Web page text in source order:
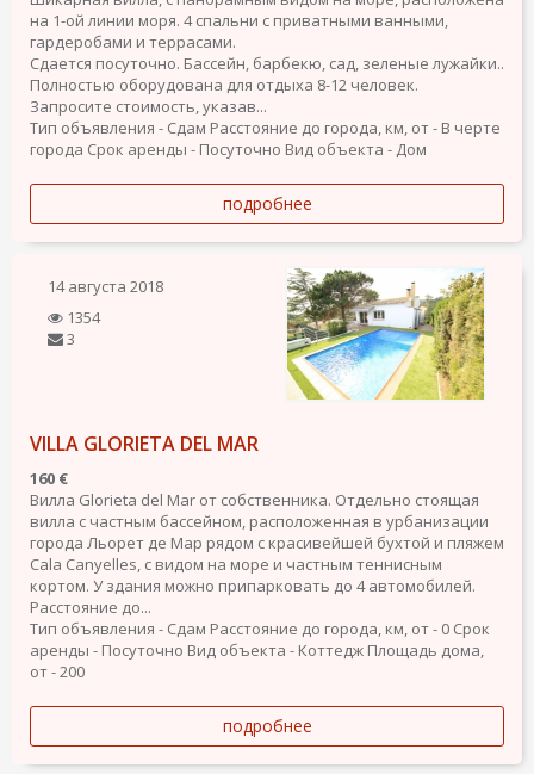
на 1-ой линии моря. 4 спальни с приватными ванными,
гардеробами и террасами.
Сдается посуточно. Бассейн, барбекю, сад, зеленые лужайки..
Полностью оборудована для отдыха 8-12 человек.
Запросите стоимость, указав...
Тип объявления - Сдам Расстояние до города, км, от - В черте
города Срок аренды - Посуточно Вид объекта - Дом
подробнее
14 августа 2018
1354
3
VILLA GLORIETA DEL MAR
160 €
Вилла Glorieta del Mar от собственника. Отдельно стоящая
вилла с частным бассейном, расположенная в урбанизации
города Льорет де Мар рядом с красивейшей бухтой и пляжем
Cala Canyelles, с видом на море и частным теннисным
кортом. У здания можно припарковать до 4 автомобилей.
Расстояние до...
Тип объявления - Сдам Расстояние до города, км, от - 0 Срок
аренды - Посуточно Вид объекта - Коттедж Площадь дома,
от - 200
подробнее